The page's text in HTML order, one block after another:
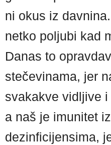
ni okus iz
netko poljubi kad
Danas to
stečevinama, jer
svakakve vidljive
a naš je imunitet
dezinficijensima,